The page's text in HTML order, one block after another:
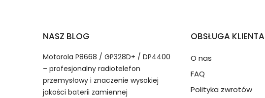
Numer produktu ładowarki
NASZ BLOG
Motorola P8668 / GP328D+ / DP4400
– profesjonalny radiotelefon
przemysłowy i znaczenie wysokiej
jakości baterii zamiennej
OBSŁUGA KLIENTA
O nas
FAQ
Polityka zwrotów